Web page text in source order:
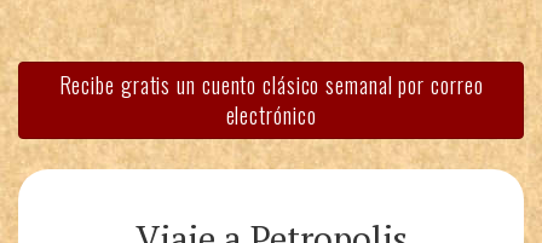
Recibe gratis un cuento clásico semanal por correo
electrónico